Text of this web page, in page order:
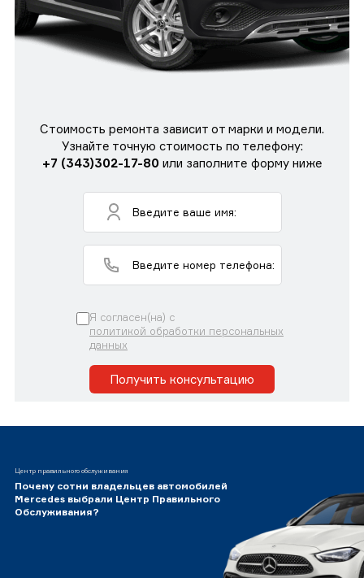
Стоимость ремонта зависит от марки и модели.
Узнайте точную стоимость по телефону:
+7 (343)302-17-80 или заполните форму ниже
Я согласен(на) с
политикой обработки персональных
данных
Получить консультацию
Центр правильного обслуживания
Почему сотни владельцев автомобилей
Mercedes выбрали Центр Правильного
Обслуживания?